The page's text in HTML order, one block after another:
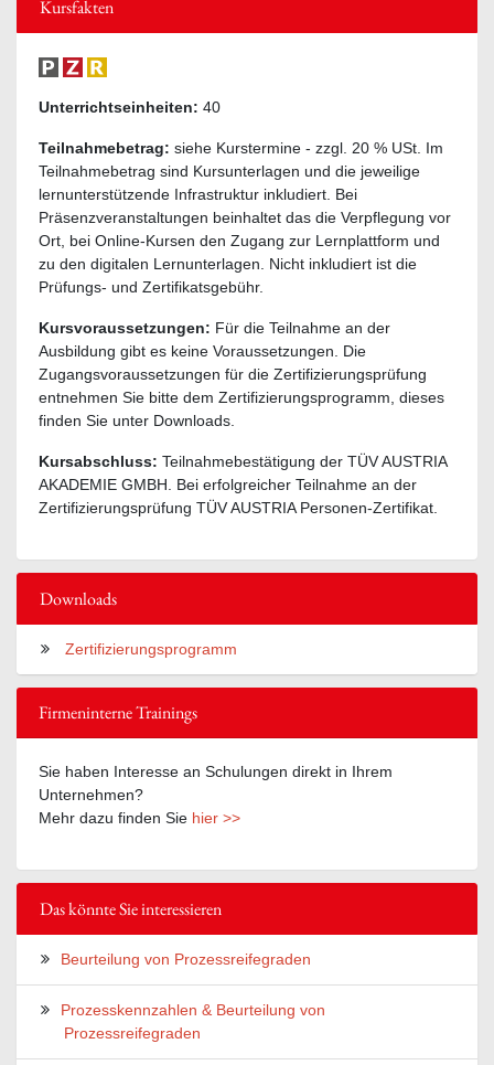
Kursfakten
Unterrichtseinheiten: 40
Teilnahmebetrag: siehe Kurstermine - zzgl. 20 % USt. Im
Teilnahmebetrag sind Kursunterlagen und die jeweilige
lernunterstützende Infrastruktur inkludiert. Bei
Präsenzveranstaltungen beinhaltet das die Verpflegung vor
Ort, bei Online-Kursen den Zugang zur Lernplattform und
zu den digitalen Lernunterlagen. Nicht inkludiert ist die
Prüfungs- und Zertifikatsgebühr.
Kursvoraussetzungen: Für die Teilnahme an der
Ausbildung gibt es keine Voraussetzungen. Die
Zugangsvoraussetzungen für die Zertifizierungsprüfung
entnehmen Sie bitte dem Zertifizierungsprogramm, dieses
finden Sie unter Downloads.
Kursabschluss: Teilnahmebestätigung der TÜV AUSTRIA
AKADEMIE GMBH. Bei erfolgreicher Teilnahme an der
Zertifizierungsprüfung TÜV AUSTRIA Personen-Zertifikat.
Downloads
Zertifizierungsprogramm
Firmeninterne Trainings
Sie haben Interesse an Schulungen direkt in Ihrem
Unternehmen?
Mehr dazu finden Sie hier >>
Das könnte Sie interessieren
Beurteilung von Prozessreifegraden
Prozesskennzahlen & Beurteilung von
Prozessreifegraden